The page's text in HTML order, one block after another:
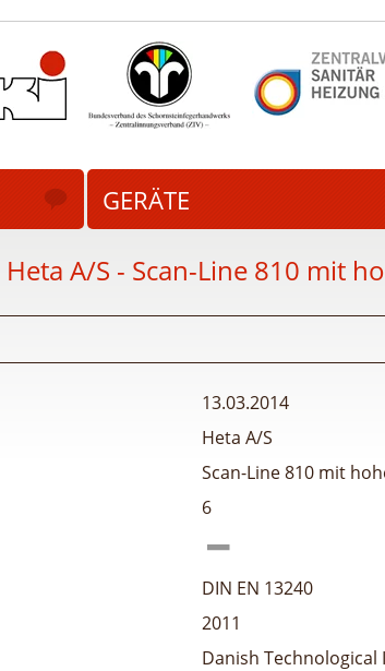
GERÄTE
Heta A/S - Scan-Line 810 mit
13.03.2014
Heta A/S
Scan-Line 810 mit
6
DIN EN 13240
2011
Danish